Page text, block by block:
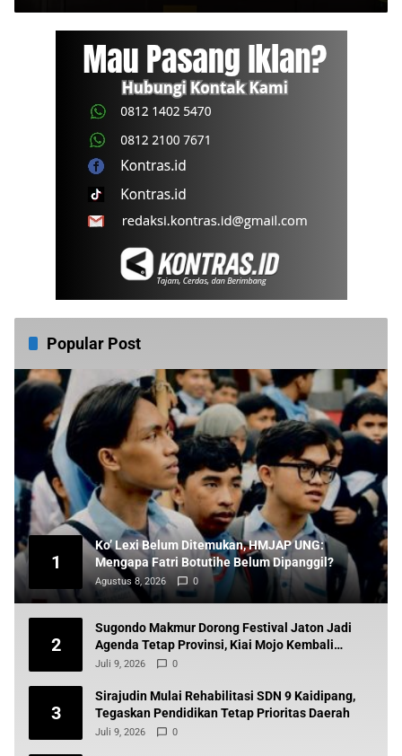
Popular Post
1
Ko’ Lexi Belum Ditemukan, HMJAP UNG:
Mengapa Fatri Botutihe Belum Dipanggil?
Agustus 8, 2026 0
2
Sugondo Makmur Dorong Festival Jaton Jadi
Agenda Tetap Provinsi, Kiai Mojo Kembali
Disuarakan
Juli 9, 2026 0
3
Sirajudin Mulai Rehabilitasi SDN 9 Kaidipang,
Tegaskan Pendidikan Tetap Prioritas Daerah
Juli 9, 2026 0